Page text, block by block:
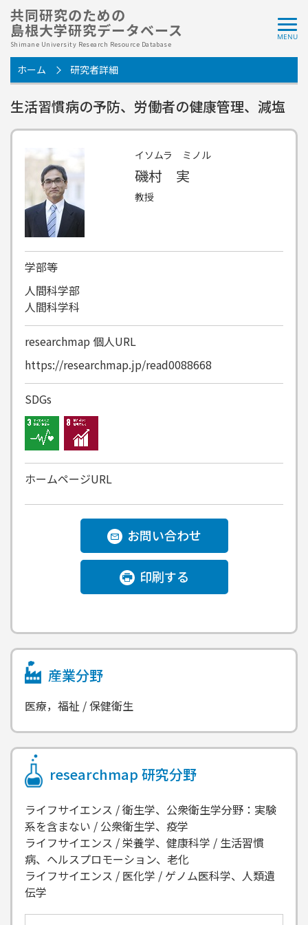
共同研究のための
島根大学研究データベース
Shimane University Research Resource Database
ホーム 研究者詳細
生活習慣病の予防、労働者の健康管理、減塩
イソムラ ミノル
磯村 実
教授
学部等
人間科学部
人間科学科
researchmap 個人URL
https://researchmap.jp/read0088668
SDGs
ホームページURL
お問い合わせ
印刷する
産業分野
医療，福祉 / 保健衛生
researchmap 研究分野
ライフサイエンス / 衛生学、公衆衛生学分野：実験
系を含まない / 公衆衛生学、疫学
ライフサイエンス / 栄養学、健康科学 / 生活習慣
病、ヘルスプロモーション、老化
ライフサイエンス / 医化学 / ゲノム医科学、人類遺
伝学